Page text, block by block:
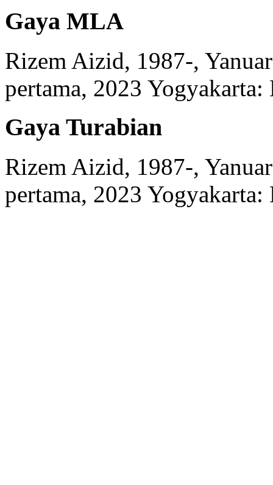
Gaya MLA
Rizem Aizid, 1987-,
pertama, 2023 Yogyakarta:
Gaya Turabian
Rizem Aizid, 1987-,
pertama, 2023 Yogyakarta: